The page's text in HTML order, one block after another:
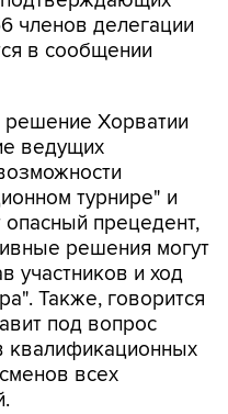
членов делегации
в сообщении
решение Хорватии
ведущих
турнире" и
опасный прецедент,
решения могут
участников и ход
Также, говорится
под вопрос
квалификационных
всех